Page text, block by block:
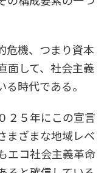
危機、つまり資本
面して、社会主義
時代である。
２５年にこの宣言
まざまな地域レベ
エコ社会主義革命